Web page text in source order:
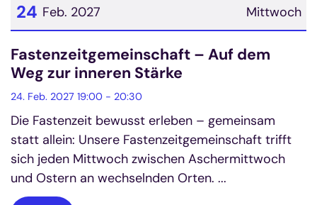
Mittwoch
24 Feb. 2027
Datum: 24. Februar 2027
Fastenzeitgemeinschaft – Auf dem
Weg zur inneren Stärke
24. Feb. 2027 19:00 - 20:30
Die Fastenzeit bewusst erleben – gemeinsam
statt allein: Unsere Fastenzeitgemeinschaft trifft
sich jeden Mittwoch zwischen Aschermittwoch
und Ostern an wechselnden Orten. ...